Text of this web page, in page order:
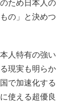
ため日本人の
の」と決めつ
人特有の強い
現実も明らか
で加速化する
使える超優良